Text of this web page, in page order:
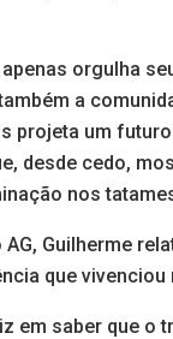
orgulha
a
projeta um
desde cedo,
nos
Guilherme
que vivenciou
em saber que o